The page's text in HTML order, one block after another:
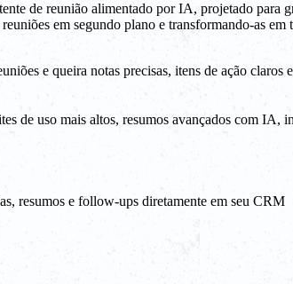
de reunião alimentado por IA, projetado para
em segundo plano e transformando-as em
e queira notas precisas, itens de ação
de uso mais altos, resumos avançados com IA,
resumos e follow-ups diretamente em seu CRM